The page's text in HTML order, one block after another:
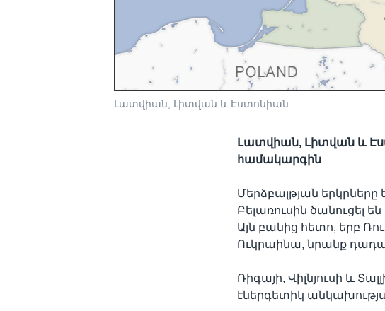
Լատվիան, Լիտվան և Էստոնիան
Լատվիան, Լիտվան և
համակարգին
Մերձբալթյան
Բելառուսին ծանուցել
Այն բանից հետո, երբ
Ուկրաինա, նրանք
Ռիգայի, Վիլնյուսի և
էներգետիկ